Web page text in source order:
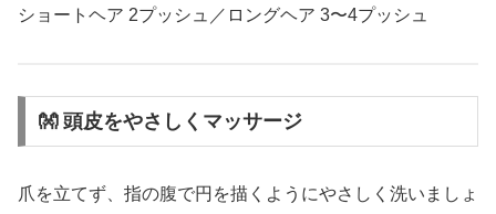
ショートヘア 2プッシュ／ロングヘア 3〜4プッシュ
👐 頭皮をやさしくマッサージ
爪を立てず、指の腹で円を描くようにやさしく洗いましょ